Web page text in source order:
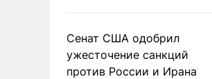
Сенат США одобрил
ужесточение санкций
против России и Ирана